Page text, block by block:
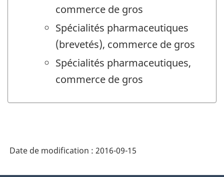
commerce de gros
Spécialités pharmaceutiques
(brevetés), commerce de gros
Spécialités pharmaceutiques,
commerce de gros
Date de modification : 2016-09-15